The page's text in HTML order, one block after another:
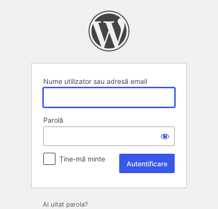
Nume utilizator sau adresă email
Parolă
Ține-mă minte
Ai uitat parola?